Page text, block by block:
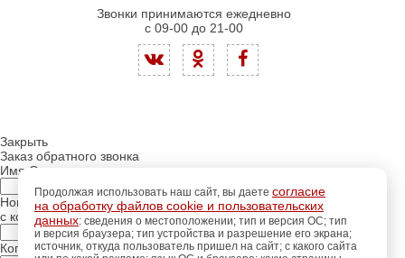
Звонки принимаются ежедневно
с 09-00 до 21-00
Продолжая использовать наш сайт, вы даете согласие
на обработку файлов cookie и пользовательских
данных: сведения о местоположении; тип и версия ОС; тип
и версия браузера; тип устройства и разрешение его экрана;
источник, откуда пользователь пришел на сайт; с какого сайта
Закрыть
Заказ обратного звонка
Имя Отчество:
Номер телефона:
с кодом города
Когда позвонить?